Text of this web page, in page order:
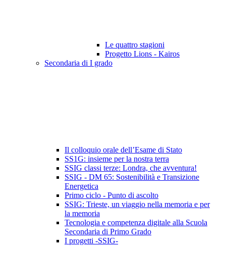
Le quattro stagioni
Progetto Lions - Kairos
Secondaria di I grado
Il colloquio orale dell’Esame di Stato
SS1G: insieme per la nostra terra
SSIG classi terze: Londra, che avventura!
SSIG - DM 65: Sostenibilità e Transizione
Energetica
Primo ciclo - Punto di ascolto
SSIG: Trieste, un viaggio nella memoria e per
la memoria
Tecnologia e competenza digitale alla Scuola
Secondaria di Primo Grado
I progetti -SSIG-